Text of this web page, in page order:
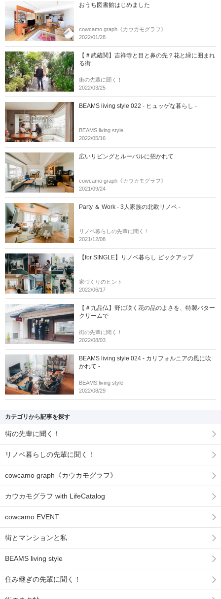
おうち図書館はじめました
cowcamo graph《カウカモグラフ》
2022/01/28
【＃武蔵関】吉祥寺と目と鼻の先？花と緑に囲まれ
る街
街の先輩に聞く！
2022/03/25
BEAMS living style 022 - ヒュッゲな暮らし -
BEAMS living style
2022/05/16
広いリビングとルーバルに招かれて
cowcamo graph《カウカモグラフ》
2021/09/24
Party ＆ Work - 3人家族の北欧リノベ -
リノベ暮らしの先輩に聞く！
2021/12/08
【for SINGLE】リノベ暮らし ピックアップ
家づくりのヒント
2022/06/17
【＃九品仏】野に咲く花の品のよさを、特製バター
クリームで
街の先輩に聞く！
2022/08/03
BEAMS living style 024 - カリフォルニアの風に吹
かれて -
BEAMS living style
2022/08/29
カテゴリから記事を探す
街の先輩に聞く！
リノベ暮らしの先輩に聞く！
cowcamo graph《カウカモグラフ》
カウカモグラフ with LifeCatalog
cowcamo EVENT
街とマンションと私
BEAMS living style
住み継ぎの先輩に聞く！